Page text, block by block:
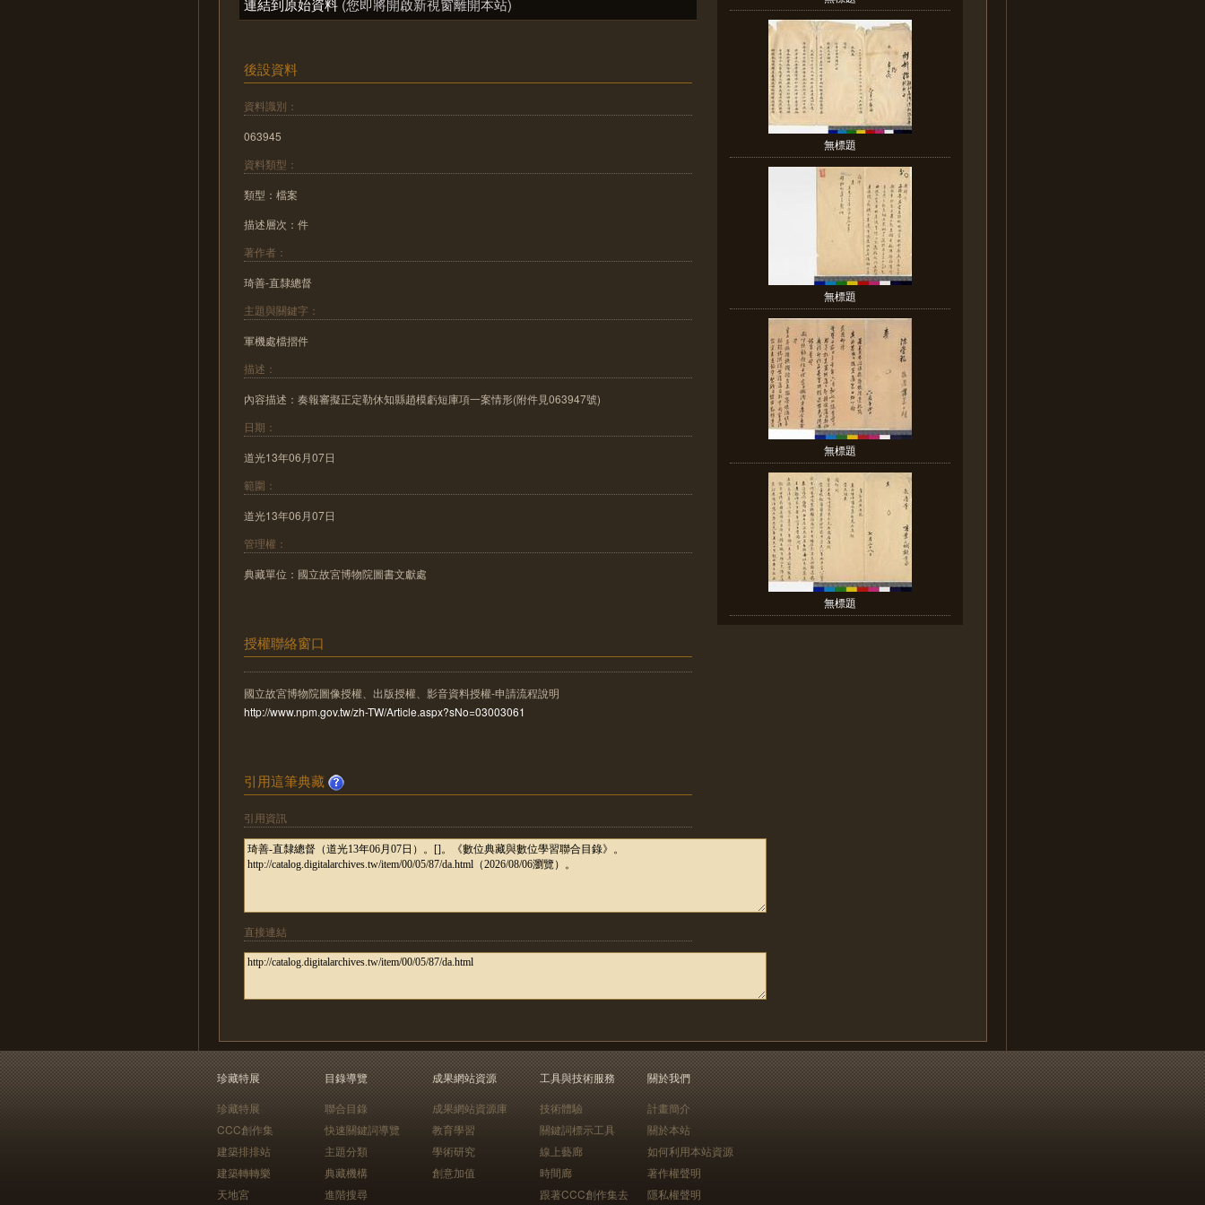
連結到原始資料 (您即將開啟新視窗離開本站)
後設資料
資料識別：
063945
資料類型：
類型：檔案
描述層次：件
著作者：
琦善-直隸總督
主題與關鍵字：
軍機處檔摺件
描述：
內容描述：奏報審擬正定勒休知縣趙模虧短庫項一案情形(附件見063947號)
日期：
道光13年06月07日
範圍：
道光13年06月07日
管理權：
典藏單位：國立故宮博物院圖書文獻處
授權聯絡窗口
國立故宮博物院圖像授權、出版授權、影音資料授權-申請流程說明
http://www.npm.gov.tw/zh-TW/Article.aspx?sNo=03003061
引用這筆典藏
引用資訊
直接連結
無標題
無標題
無標題
無標題
珍藏特展
珍藏特展
CCC創作集
建築排排站
建築轉轉樂
天地宮
目錄導覽
聯合目錄
快速關鍵詞導覽
主題分類
典藏機構
進階搜尋
成果網站資源
成果網站資源庫
教育學習
學術研究
創意加值
工具與技術服務
技術體驗
關鍵詞標示工具
線上藝廊
時間廊
跟著CCC創作集去
關於我們
計畫簡介
關於本站
如何利用本站資源
著作權聲明
隱私權聲明